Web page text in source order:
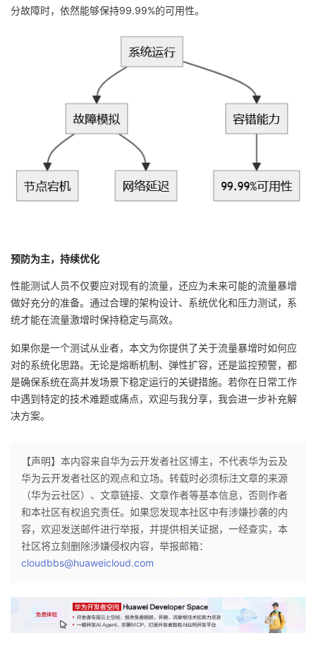
分故障时，依然能够保持99.99%的可用性。
预防为主，持续优化
性能测试人员不仅要应对现有的流量，还应为未来可能的流量暴增
做好充分的准备。通过合理的架构设计、系统优化和压力测试，系
统才能在流量激增时保持稳定与高效。
如果你是一个测试从业者，本文为你提供了关于流量暴增时如何应
对的系统化思路。无论是熔断机制、弹性扩容，还是监控预警，都
是确保系统在高并发场景下稳定运行的关键措施。若你在日常工作
中遇到特定的技术难题或痛点，欢迎与我分享，我会进一步补充解
决方案。
【声明】本内容来自华为云开发者社区博主，不代表华为云及
华为云开发者社区的观点和立场。转载时必须标注文章的来源
（华为云社区）、文章链接、文章作者等基本信息，否则作者
和本社区有权追究责任。如果您发现本社区中有涉嫌抄袭的内
容，欢迎发送邮件进行举报，并提供相关证据，一经查实，本
社区将立刻删除涉嫌侵权内容，举报邮箱：
cloudbbs@huaweicloud.com